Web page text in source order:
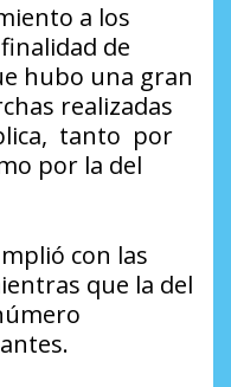
a los
de
hubo una gran
realizadas
tanto por
por la del
con las
que la del